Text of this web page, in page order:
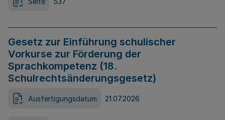
Gesetz zur Einführung schulischer
Vorkurse zur Förderung der
Sprachkompetenz (18.
Schulrechtsänderungsgesetz)
Ausfertigungsdatum 21.07.2026